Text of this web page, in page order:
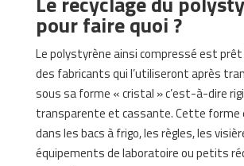
pour faire quoi ?
Le polystyrène ainsi compressé est
des fabricants qui l’utiliseront après
sous sa forme « cristal » c’est-à-dire
transparente et cassante. Cette
dans les bacs à frigo, les règles, les
équipements de laboratoire ou petits